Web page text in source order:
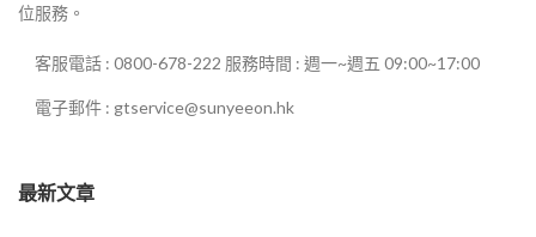
位服務。
客服電話 : 0800-678-222 服務時間 : 週一~週五 09:00~17:00
電子郵件 : gtservice@sunyeeon.hk
最新文章